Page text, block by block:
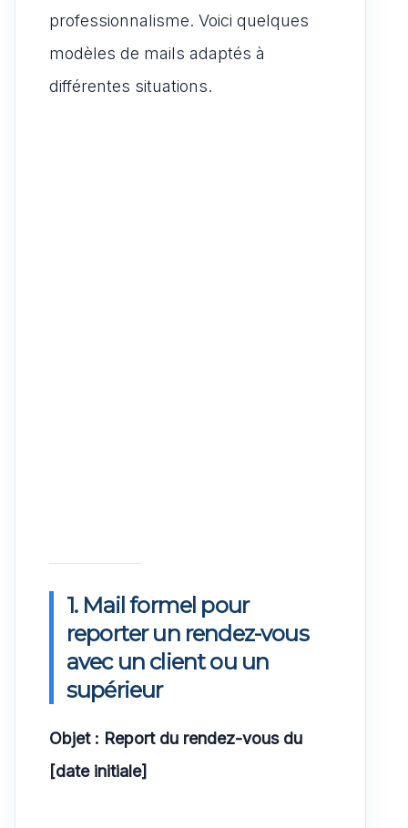
professionnalisme. Voici quelques
modèles de mails adaptés à
différentes situations.
1. Mail formel pour
reporter un rendez-vous
avec un client ou un
supérieur
Objet : Report du rendez-vous du
[date initiale]